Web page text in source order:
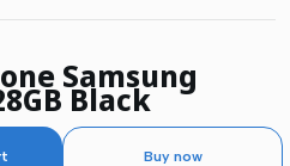
Samsung
Black
Buy now